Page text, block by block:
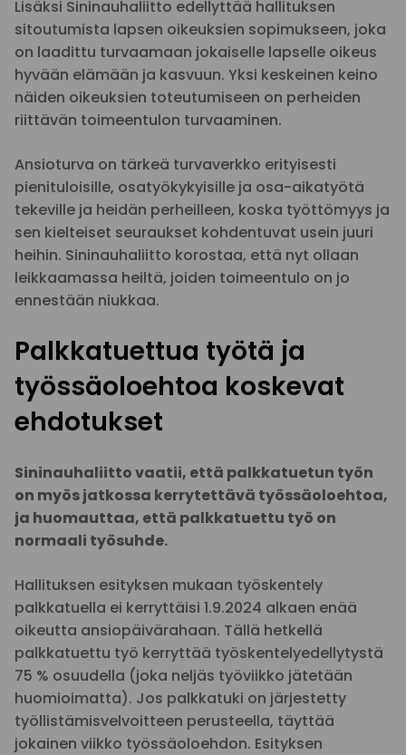
Lisäksi Sininauhaliitto edellyttää hallituksen
sitoutumista lapsen oikeuksien sopimukseen, joka
on laadittu turvaamaan jokaiselle lapselle oikeus
hyvään elämään ja kasvuun. Yksi keskeinen keino
näiden oikeuksien toteutumiseen on perheiden
riittävän toimeentulon turvaaminen.
Ansioturva on tärkeä turvaverkko erityisesti
pienituloisille, osatyökykyisille ja osa-aikatyötä
tekeville ja heidän perheilleen, koska työttömyys ja
sen kielteiset seuraukset kohdentuvat usein juuri
heihin. Sininauhaliitto korostaa, että nyt ollaan
leikkaamassa heiltä, joiden toimeentulo on jo
ennestään niukkaa.
Palkkatuettua työtä ja
työssäoloehtoa koskevat
ehdotukset
Sininauhaliitto vaatii, että palkkatuetun työn
on myös jatkossa kerrytettävä työssäoloehtoa,
ja huomauttaa, että palkkatuettu työ on
normaali työsuhde.
Hallituksen esityksen mukaan työskentely
palkkatuella ei kerryttäisi 1.9.2024 alkaen enää
oikeutta ansiopäivärahaan. Tällä hetkellä
palkkatuettu työ kerryttää työskentelyedellytystä
75 % osuudella (joka neljäs työviikko jätetään
huomioimatta). Jos palkkatuki on järjestetty
työllistämisvelvoitteen perusteella, täyttää
jokainen viikko työssäoloehdon. Esityksen